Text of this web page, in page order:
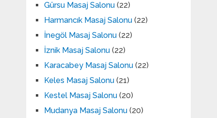
Gürsu Masaj Salonu(22)
Harmancık Masaj Salonu(22)
İnegöl Masaj Salonu(22)
İznik Masaj Salonu(22)
Karacabey Masaj Salonu(22)
Keles Masaj Salonu(21)
Kestel Masaj Salonu(20)
Mudanya Masaj Salonu(20)